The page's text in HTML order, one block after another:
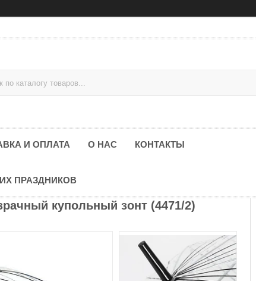
И ОПЛАТА О НАС КОНТАКТЫ
ПРАЗДНИКОВ
купольный зонт (4471/2)